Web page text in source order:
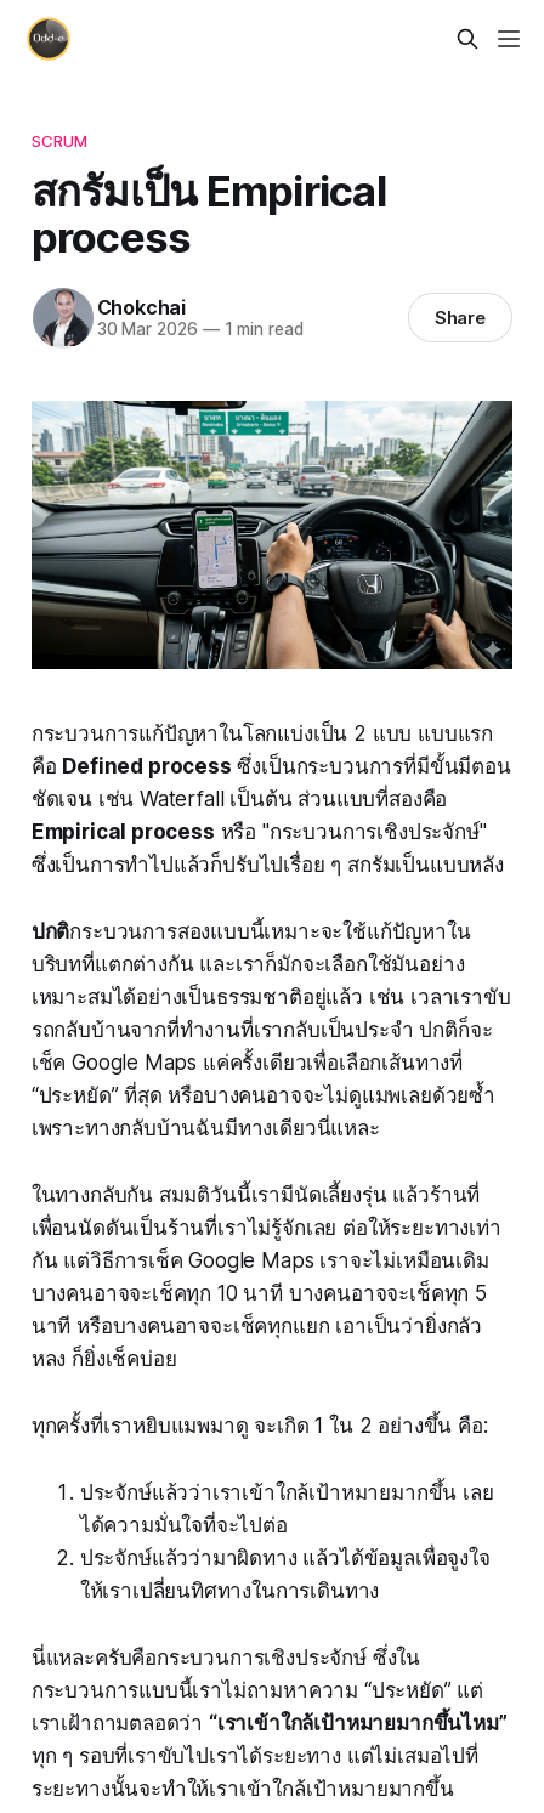
SCRUM
สกรัมเป็น Empirical
process
Chokchai
30 Mar 2026 —1 min read Share
กระบวนการแก้ปัญหาในโลกแบ่งเป็น 2 แบบ แบบแรก
คือ Defined process ซึ่งเป็นกระบวนการที่มีขั้นมีตอน
ชัดเจน เช่น Waterfall เป็นต้น ส่วนแบบที่สองคือ
Empirical process หรือ "กระบวนการเชิงประจักษ์"
ซึ่งเป็นการทำไปแล้วก็ปรับไปเรื่อย ๆ สกรัมเป็นแบบหลัง
ปกติกระบวนการสองแบบนี้เหมาะจะใช้แก้ปัญหาใน
บริบทที่แตกต่างกัน และเราก็มักจะเลือกใช้มันอย่าง
เหมาะสมได้อย่างเป็นธรรมชาติอยู่แล้ว เช่น เวลาเราขับ
รถกลับบ้านจากที่ทำงานที่เรากลับเป็นประจำ ปกติก็จะ
เช็ค Google Maps แค่ครั้งเดียวเพื่อเลือกเส้นทางที่
“ประหยัด” ที่สุด หรือบางคนอาจจะไม่ดูแมพเลยด้วยซ้ำ
เพราะทางกลับบ้านฉันมีทางเดียวนี่แหละ
ในทางกลับกัน สมมติวันนี้เรามีนัดเลี้ยงรุ่น แล้วร้านที่
เพื่อนนัดดันเป็นร้านที่เราไม่รู้จักเลย ต่อให้ระยะทางเท่า
กัน แต่วิธีการเช็ค Google Maps เราจะไม่เหมือนเดิม
บางคนอาจจะเช็คทุก 10 นาที บางคนอาจจะเช็คทุก 5
นาที หรือบางคนอาจจะเช็คทุกแยก เอาเป็นว่ายิ่งกลัว
หลง ก็ยิ่งเช็คบ่อย
ทุกครั้งที่เราหยิบแมพมาดู จะเกิด 1 ใน 2 อย่างขึ้น คือ:
ประจักษ์แล้วว่าเราเข้าใกล้เป้าหมายมากขึ้น เลย
ได้ความมั่นใจที่จะไปต่อ
ประจักษ์แล้วว่ามาผิดทาง แล้วได้ข้อมูลเพื่อจูงใจ
ให้เราเปลี่ยนทิศทางในการเดินทาง
นี่แหละครับคือกระบวนการเชิงประจักษ์ ซึ่งใน
กระบวนการแบบนี้เราไม่ถามหาความ “ประหยัด” แต่
เราเฝ้าถามตลอดว่า “เราเข้าใกล้เป้าหมายมากขึ้นไหม”
ทุก ๆ รอบที่เราขับไปเราได้ระยะทาง แต่ไม่เสมอไปที่
ระยะทางนั้นจะทำให้เราเข้าใกล้เป้าหมายมากขึ้น